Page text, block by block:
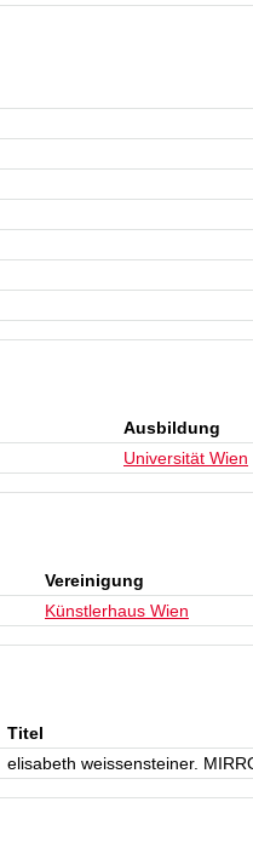
Ausbildung
Universität Wien
Vereinigung
Künstlerhaus Wien
Titel
elisabeth weissensteiner.